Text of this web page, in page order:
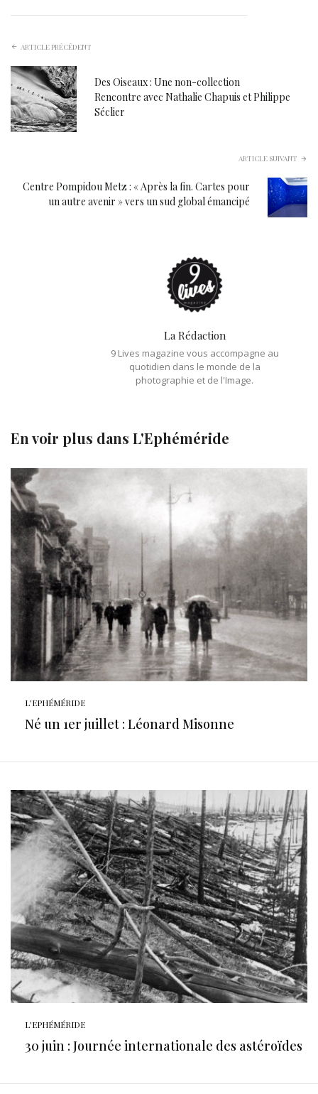
ARTICLE PRÉCÉDENT
Des Oiseaux : Une non-collection
Rencontre avec Nathalie Chapuis et Philippe
Séclier
ARTICLE SUIVANT
Centre Pompidou Metz : « Après la fin. Cartes pour
un autre avenir » vers un sud global émancipé
La Rédaction
9 Lives magazine vous accompagne au
quotidien dans le monde de la
photographie et de l'Image.
En voir plus dans L'Ephéméride
L'EPHÉMÉRIDE
Né un 1er juillet : Léonard Misonne
L'EPHÉMÉRIDE
30 juin : Journée internationale des astéroïdes